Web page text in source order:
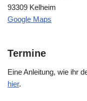
93309 Kelheim
Google Maps
Termine
Eine Anleitung, wie ihr
hier.